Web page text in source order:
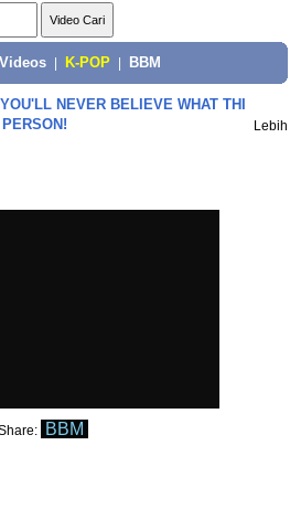
K-POP BBM
YOU'LL NEVER BELIEVE WHAT THI
Lebih
BBM